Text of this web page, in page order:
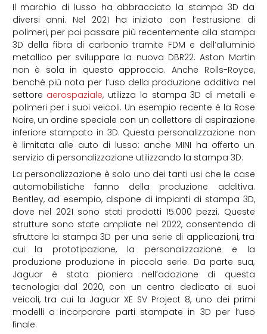
Il marchio di lusso ha abbracciato la stampa 3D da
diversi anni. Nel 2021 ha iniziato con l’estrusione di
polimeri, per poi passare più recentemente alla stampa
3D della fibra di carbonio tramite FDM e dell’alluminio
metallico per sviluppare la nuova DBR22. Aston Martin
non è sola in questo approccio. Anche Rolls-Royce,
benché più nota per l’uso della produzione additiva nel
settore aerospaziale, utilizza la stampa 3D di metalli e
polimeri per i suoi veicoli. Un esempio recente è la Rose
Noire, un ordine speciale con un collettore di aspirazione
inferiore stampato in 3D. Questa personalizzazione non
è limitata alle auto di lusso: anche MINI ha offerto un
servizio di personalizzazione utilizzando la stampa 3D.
La personalizzazione è solo uno dei tanti usi che le case
automobilistiche fanno della produzione additiva.
Bentley, ad esempio, dispone di impianti di stampa 3D,
dove nel 2021 sono stati prodotti 15.000 pezzi. Queste
strutture sono state ampliate nel 2022, consentendo di
sfruttare la stampa 3D per una serie di applicazioni, tra
cui la prototipazione, la personalizzazione e la
produzione produzione in piccola serie. Da parte sua,
Jaguar è stata pioniera nell’adozione di questa
tecnologia dal 2020, con un centro dedicato ai suoi
veicoli, tra cui la Jaguar XE SV Project 8, uno dei primi
modelli a incorporare parti stampate in 3D per l’uso
finale.